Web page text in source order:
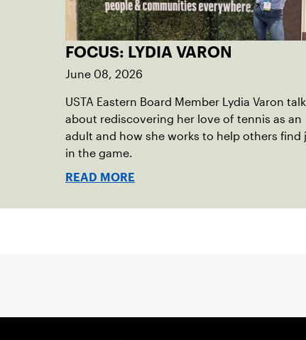
FOCUS: LYDIA VARON
June 08, 2026
USTA Eastern Board Member Lydia Varon
about rediscovering her love of tennis as an
adult and how she works to help others find
in the game.
READ MORE